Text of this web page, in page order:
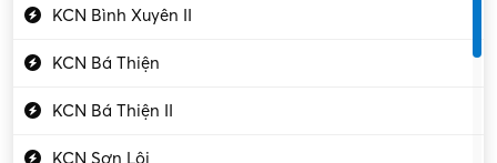
Làm bán thời gian
Lao động phổ thông
Lập trình – Phát triển
Luật – Công chứng
KCN Bình Xuyên II
KCN Bá Thiện
KCN Bá Thiện II
KCN Sơn Lôi